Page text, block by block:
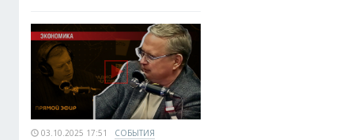
03.10.2025 17:51 СОБЫТИЯ